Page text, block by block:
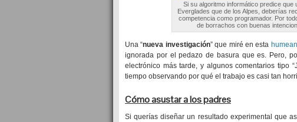
Si su algoritmo informático predice
Everglades que de los Alpes, deberías
competencia como programador. Por
de borrachos con buenas
Una “nueva investigación” que miré en esta
ignorada por el pedazo de basura que es. Pero,
electrónico más tarde, y algunos comentarios tipo
tiempo observando por qué el trabajo es casi tan
Cómo asustar a los padres
Si querías diseñar un resultado experimental que